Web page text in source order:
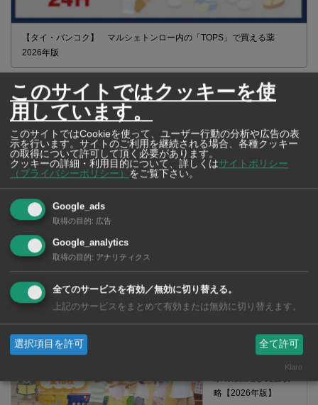
【タイ・バンコク】 マルシェトンロー内の「TOPS」で買える薬
2026年版
ク】 コンビニ（セ
ブンイレブン）で買
える薬 2026年版
【2026年版】
タイ・バンコクの日
略【2026年版】
このサイトではクッキーを使
用しています。
このサイトではCookieを使って、ユーザー行動の分析や広告の表
示を行います。サイトのご利用を継続される場合、各種クッキー
の取得について許可して頂く必要があります。
クッキーの詳細・利用目的について、詳しくはサイトポリシー
（プライバシーポリシー）
をご覧下さい。
Google_ads
取得の目的: 広告
Google_analytics
取得の目的: アナリティクス
全てのサービスを有効／無効に切り替える。
上記のサービスをまとめて有効または無効に切り替えます。
選択項目を許可 全て許可
Klaro